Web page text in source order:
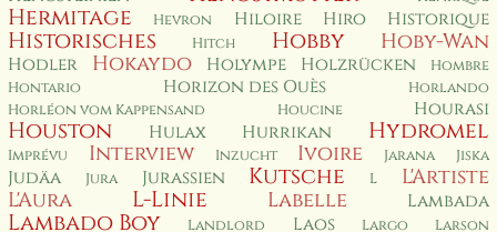
Hermitage Hevron Hiloire Hiro Historique
Historisches Hitch Hobby Hoby-Wan
Hodler Hokaydo Holympe Holzrücken
Hombre
Hontario
Horizon des Ouès
Horlando
Horléon vom Kappensand
Houcine Hourasi
Houston Hulax Hurrikan Hydromel
Imprévu Interview Inzucht Ivoire Jarana Jiska
Judäa Jura Jurassien Kutsche L
L'Artiste
L'Aura
L-Linie Labelle Lambada
Lambado Boy Landlord Laos Largo Larson